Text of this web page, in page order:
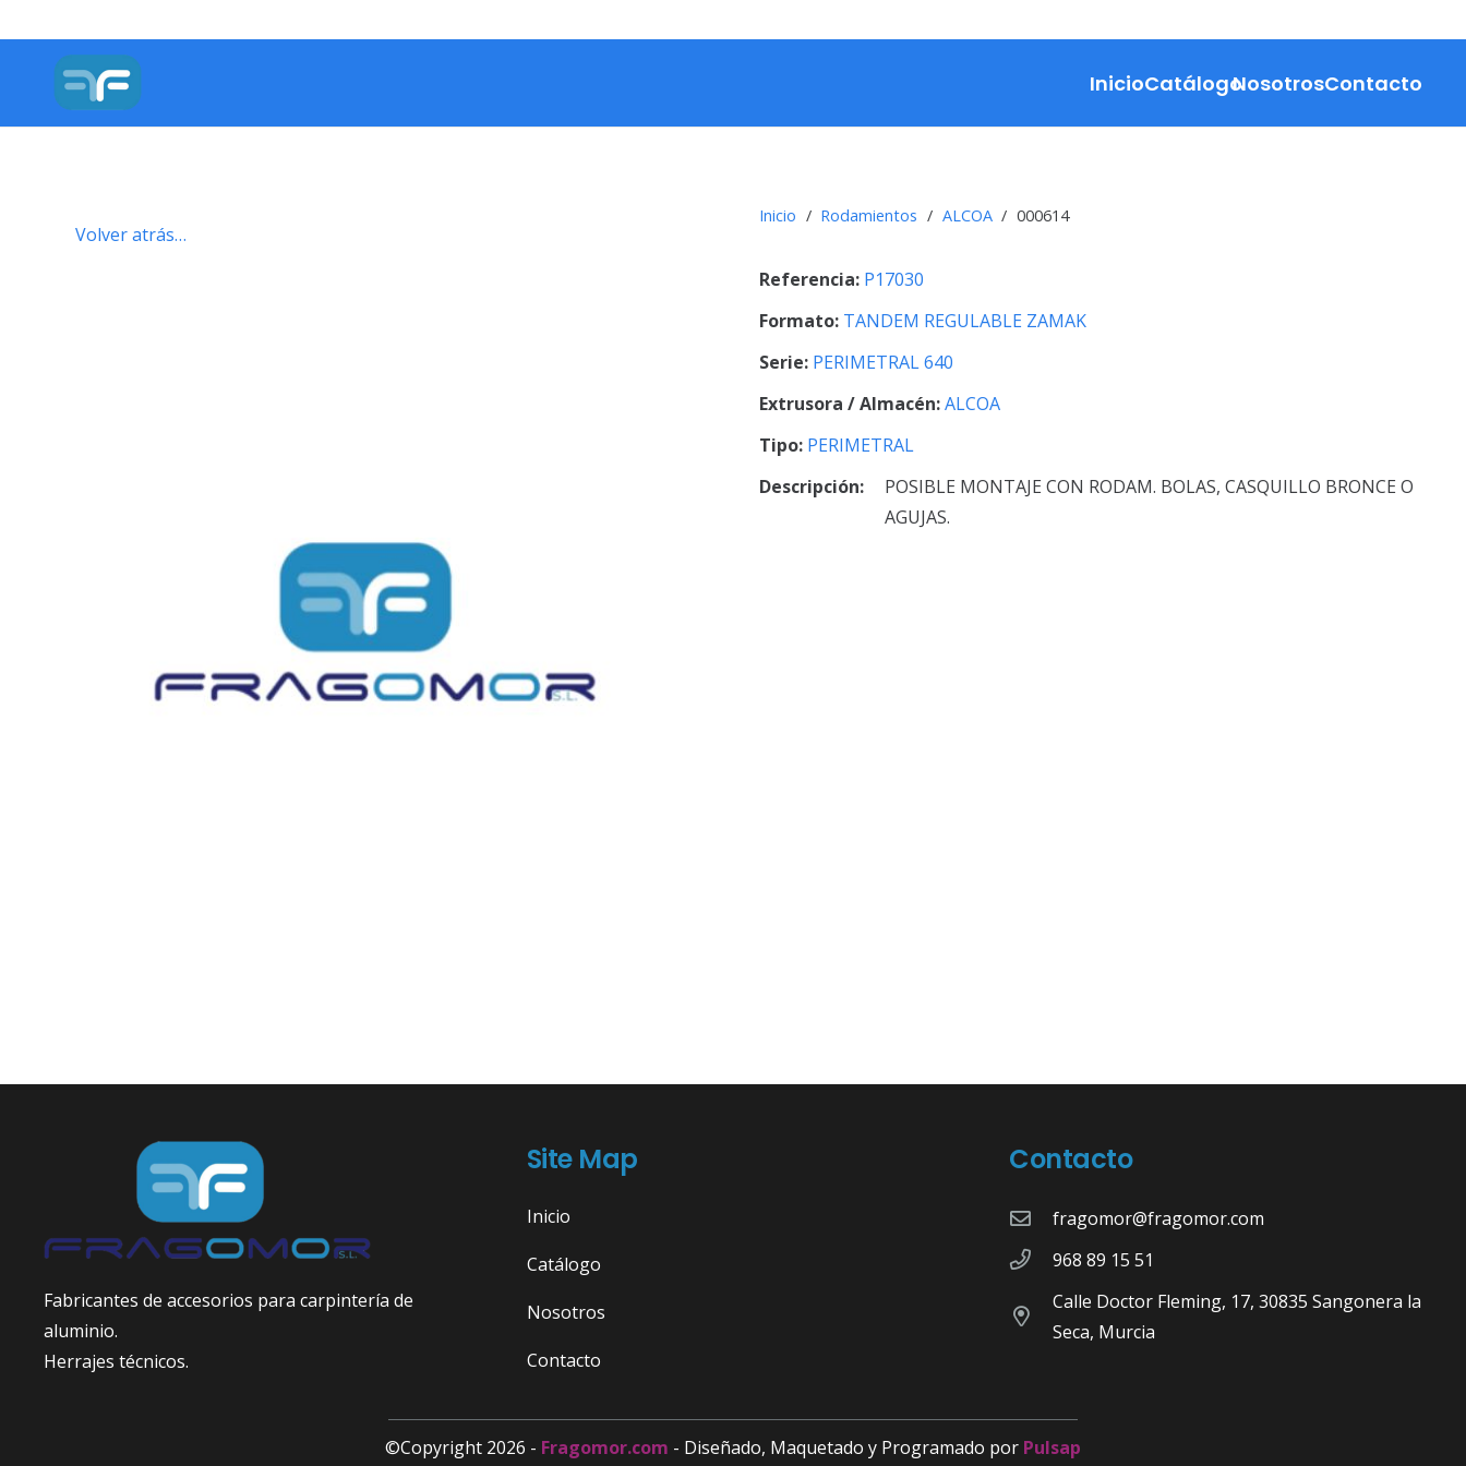
InicioCatálogoNosotrosContacto
Volver atrás…
Inicio / Rodamientos / ALCOA / 000614
Referencia: P17030
Formato: TANDEM REGULABLE ZAMAK
Serie: PERIMETRAL 640
Extrusora / Almacén:ALCOA
Tipo: PERIMETRAL
Descripción:
POSIBLE MONTAJE CON RODAM. BOLAS, CASQUILLO BRONCE O
AGUJAS.
Fabricantes de accesorios para carpintería de
aluminio.
Herrajes técnicos.
Site Map
Inicio
Catálogo
Nosotros
Contacto
Contacto
fragomor@fragomor.com
968 89 15 51
Calle Doctor Fleming, 17, 30835 Sangonera la
Seca, Murcia
©Copyright 2026 - Fragomor.com - Diseñado, Maquetado y Programado por Pulsap